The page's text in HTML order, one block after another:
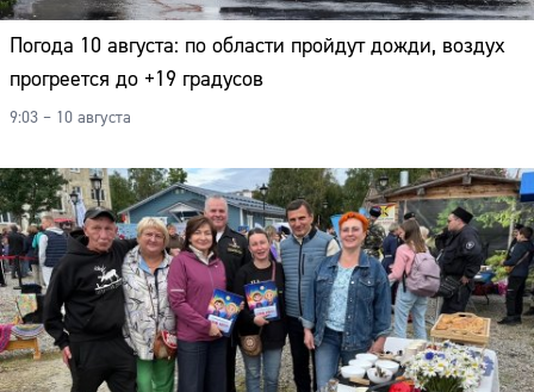
Погода 10 августа: по области пройдут дожди, воздух
прогреется до +19 градусов
9:03 – 10 августа